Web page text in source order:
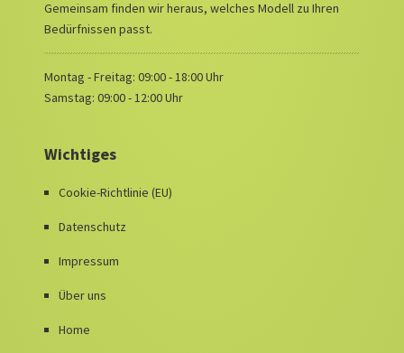
Gemeinsam finden wir heraus, welches Modell zu Ihren
Bedürfnissen passt.
Montag - Freitag: 09:00 - 18:00 Uhr
Samstag: 09:00 - 12:00 Uhr
Wichtiges
Cookie-Richtlinie (EU)
Datenschutz
Impressum
Über uns
Home